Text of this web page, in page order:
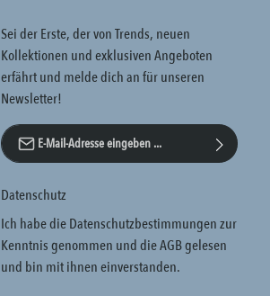
Sei der Erste, der von Trends, neuen
Kollektionen und exklusiven Angeboten
erfährt und melde dich an für unseren
Newsletter!
E-Mail-Adresse*
Datenschutz
Ich habe dieDatenschutzbestimmungenzur
Kenntnis genommen und dieAGBgelesen
und bin mit ihnen einverstanden.